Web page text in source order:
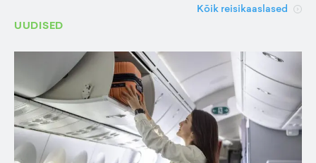
Kõik reisikaaslased
UUDISED